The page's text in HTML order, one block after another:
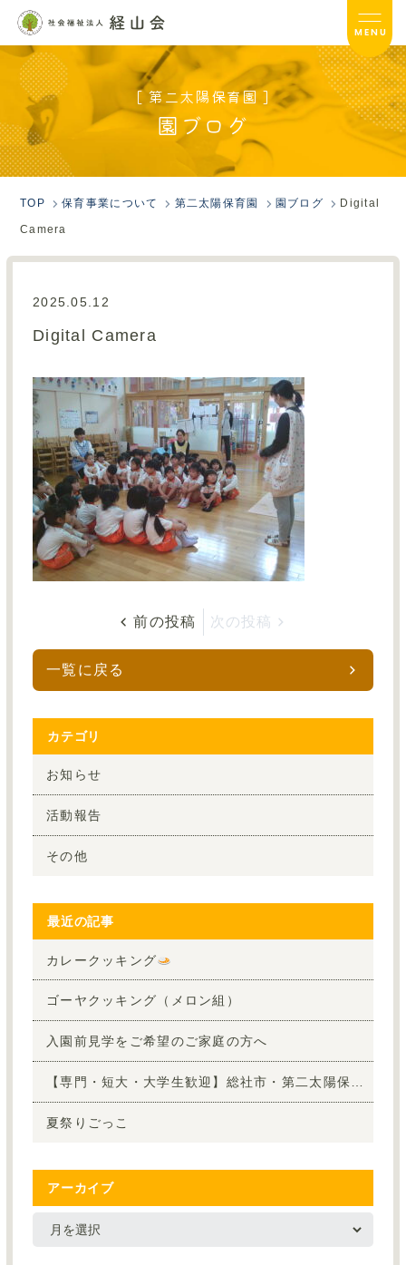
第二太陽保育園TOP
サービス内容
入園のご案内
園ブログ
フォトアルバム
資料ダウンロード
お問い合わせ
サイトマップ
採用情報TOP
保育事業TOP
MENU
[ 第二太陽保育園 ]
園ブログ
TOP 保育事業について 第二太陽保育園 園ブログ Digital
Camera
2025.05.12
Digital Camera
前の投稿 次の投稿
一覧に戻る
カテゴリ
お知らせ
活動報告
その他
最近の記事
カレークッキング
ゴーヤクッキング（メロン組）
入園前見学をご希望のご家庭の方へ
【専門・短大・大学生歓迎】総社市・第二太陽保育園で夏休みボランティア！8月の参加者大募集
夏祭りごっこ
アーカイブ